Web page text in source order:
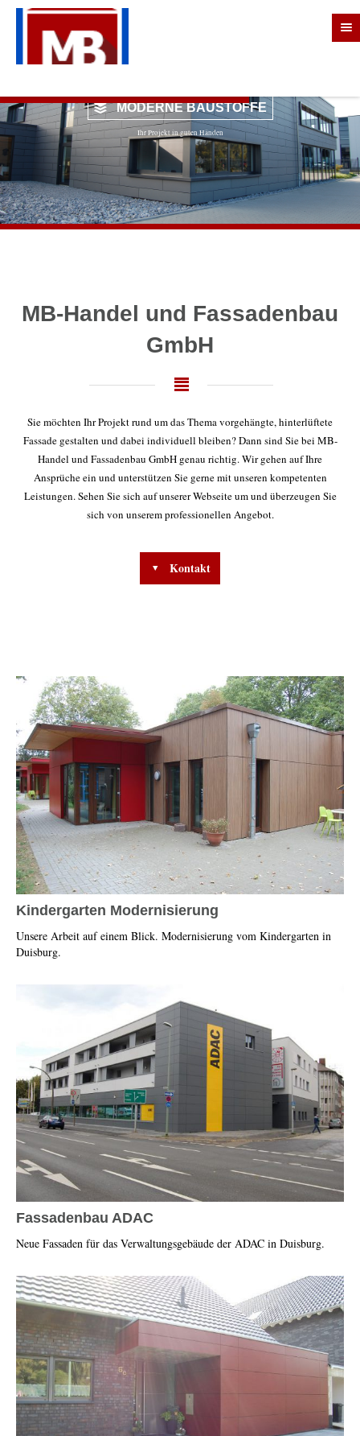
MODERNE BAUSTOFFE
Ihr Projekt in guten Händen
MB-Handel und Fassadenbau
GmbH
Sie möchten Ihr Projekt rund um das Thema vorgehängte, hinterlüftete
Fassade gestalten und dabei individuell bleiben? Dann sind Sie bei MB-
Handel und Fassadenbau GmbH genau richtig. Wir gehen auf Ihre
Ansprüche ein und unterstützen Sie gerne mit unseren kompetenten
Leistungen. Sehen Sie sich auf unserer Webseite um und überzeugen Sie
sich von unserem professionellen Angebot.
Kontakt
Kindergarten Modernisierung
Unsere Arbeit auf einem Blick. Modernisierung vom Kindergarten in
Duisburg.
Fassadenbau ADAC
Neue Fassaden für das Verwaltungsgebäude der ADAC in Duisburg.